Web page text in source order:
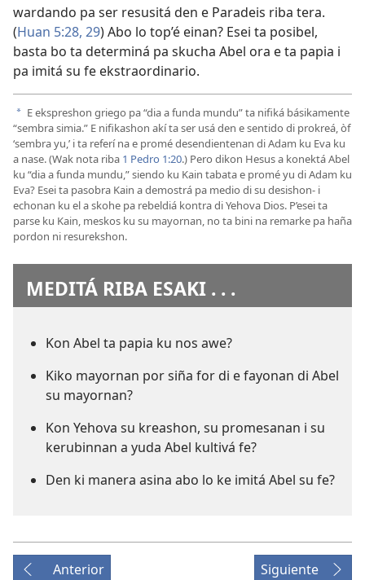
wardando pa ser resusitá den e Paradeis riba tera.
(Huan 5:28, 29) Abo lo top’é einan? Esei ta posibel,
basta bo ta determiná pa skucha Abel ora e ta papia i
pa imitá su fe ekstraordinario.
a E ekspreshon griego pa “dia a funda mundu” ta nifiká básikamente
“sembra simia.” E nifikashon akí ta ser usá den e sentido di prokreá, òf
‘sembra yu,’ i ta referí na e promé desendientenan di Adam ku Eva ku
a nase. (Wak nota riba 1 Pedro 1:20.) Pero dikon Hesus a konektá Abel
ku “dia a funda mundu,” siendo ku Kain tabata e promé yu di Adam ku
Eva? Esei ta pasobra Kain a demostrá pa medio di su desishon- i
echonan ku el a skohe pa rebeldiá kontra di Yehova Dios. P’esei ta
parse ku Kain, meskos ku su mayornan, no ta bini na remarke pa haña
pordon ni resurekshon.
MEDITÁ RIBA ESAKI . . .
Kon Abel ta papia ku nos awe?
Kiko mayornan por siña for di e fayonan di Abel
su mayornan?
Kon Yehova su kreashon, su promesanan i su
kerubinnan a yuda Abel kultivá fe?
Den ki manera asina abo lo ke imitá Abel su fe?
Anterior Siguiente